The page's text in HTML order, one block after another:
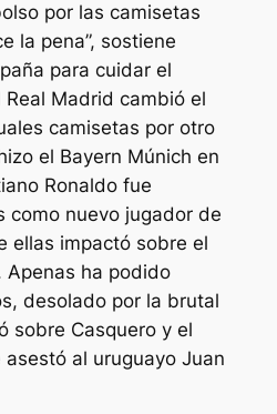
por las camisetas
la pena”, sostiene
para cuidar el
Madrid cambió el
camisetas por otro
el Bayern Múnich en
Ronaldo fue
como nuevo jugador de
ellas impactó sobre el
Apenas ha podido
desolado por la brutal
sobre Casquero y el
al uruguayo Juan